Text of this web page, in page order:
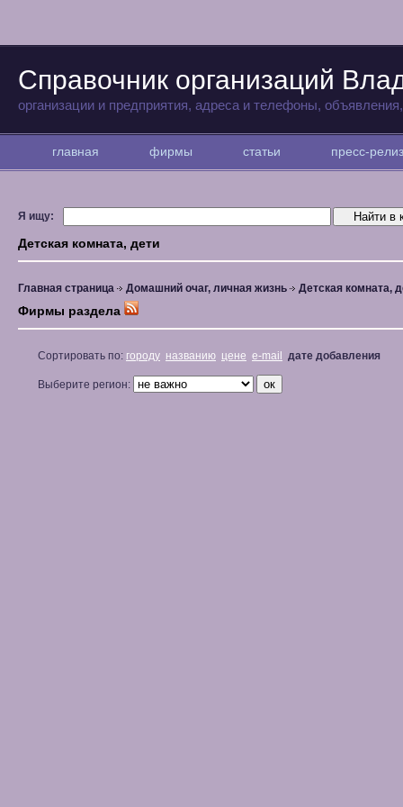
Справочник организаций
организации и предприятия, адреса и телефоны,
главная фирмы статьи пресс-
Я ищу:
Детская комната, дети
Главная страница Домашний очаг, личная жизнь Детская комната,
Фирмы раздела
Сортировать по: городу названию цене e-mail дате добавления
Выберите регион: